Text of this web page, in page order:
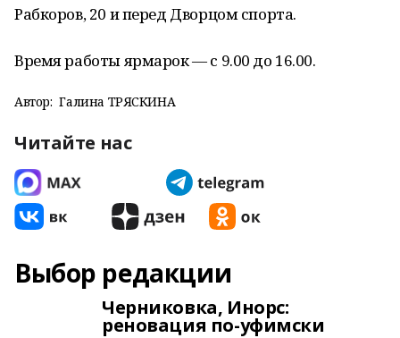
Рабкоров, 20 и перед Дворцом спорта.
Время работы ярмарок — с 9.00 до 16.00.
Автор: Галина ТРЯСКИНА
Читайте нас
Выбор редакции
Черниковка, Инорс:
реновация по-уфимски